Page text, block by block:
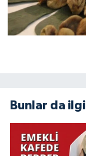
Bunlar da